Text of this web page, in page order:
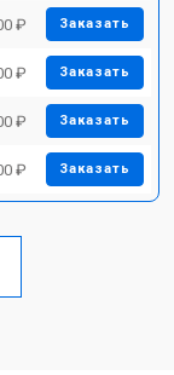
₽ Заказать
₽ Заказать
₽ Заказать
₽ Заказать